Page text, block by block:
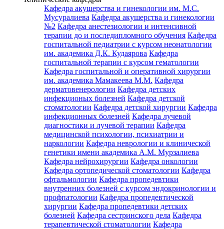
Кафедра акушерства и гинекологии им. М.С.
Мусуралиева Кафедра акушерства и гинекологии
№2 Кафедра анестезиологии и интенсивной
терапии до и последипломного обучения Кафедра
госпитальной педиатрии с курсом неонатологии
им. академика Д.К. Кудаярова Кафедра
госпитальной терапии с курсом гематологии
Кафедра госпитальной и оперативной хирургии
им. академика Мамакеева М.М. Кафедра
дерматовенерологии Кафедра детских
инфекционых болезней Кафедра детской
стоматологии Кафедра детской хирургии Кафедра
инфекционных болезней Кафедра лучевой
диагностики и лучевой терапии Кафедра
медицинской психологии, психиатрии и
наркологии Кафедра неврологии и клинической
генетики имени академика А.М. Мурзалиева
Кафедра нейрохирургии Кафедра онкологии
Кафедра ортопедической стоматологии Кафедра
офтальмологии Кафедра пропедевтики
внутренних болезней с курсом эндокринологии и
профпатологии Кафедра пропедевтической
хирургии Кафедра пропедевтики детских
болезней Кафедра сестринского дела Кафедра
терапевтической стоматологии Кафедра